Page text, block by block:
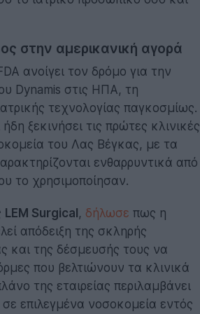
στην αμερικανική αγορά
ανοίγει τον δρόμο για την
Dynamis στις ΗΠΑ, τη
τεχνολογίας παγκοσμίως.
ήδη ξεκινήσει τις πρώτες κλινικές
του Λας Βέγκας, με τα
ενθαρρυντικά από
το χρησιμοποίησαν.
LEM Surgical, δήλωσε πως η
απόδειξη της σκληρής
και της δέσμευσής τους να
που βελτιώνουν τα κλινικά
της εταιρείας περιλαμβάνει
επιλεγμένα νοσοκομεία εντός